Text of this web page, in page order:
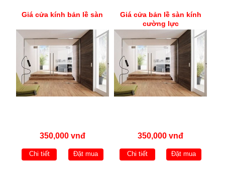
Giá cửa kính bản lề sàn
350,000 vnđ
Chi tiết Đặt mua
Giá cửa bản lề sàn kính
cường lực
350,000 vnđ
Chi tiết Đặt mua